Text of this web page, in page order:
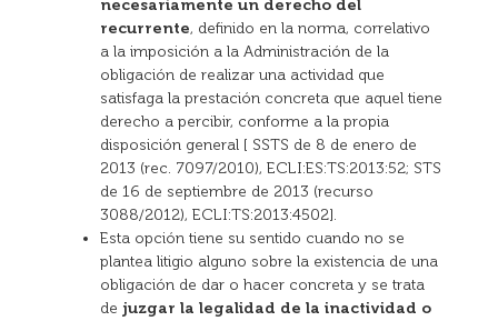
necesariamente un derecho del
recurrente, definido en la norma, correlativo
a la imposición a la Administración de la
obligación de realizar una actividad que
satisfaga la prestación concreta que aquel tiene
derecho a percibir, conforme a la propia
disposición general [ SSTS de 8 de enero de
2013 (rec. 7097/2010), ECLI:ES:TS:2013:52; STS
de 16 de septiembre de 2013 (recurso
3088/2012), ECLI:TS:2013:4502].
Esta opción tiene su sentido cuando no se
plantea litigio alguno sobre la existencia de una
obligación de dar o hacer concreta y se trata
de juzgar la legalidad de la inactividad o